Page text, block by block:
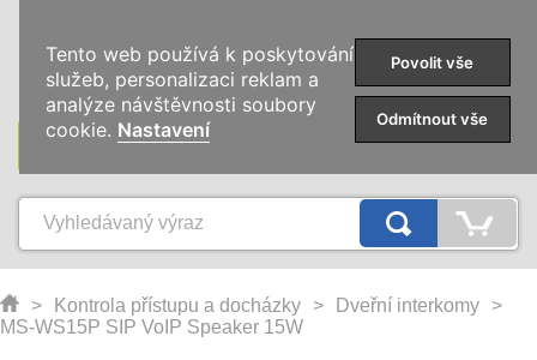
KATEGORIE
> Kontrola přístupu a docházky > Dveřní interkomy
>
MS-WS15P SIP VoIP Speaker 15W
Tento web používá k poskytování
služeb, personalizaci reklam a
analýze návštěvnosti soubory
cookie. Nastavení
Povolit vše
Odmítnout vše